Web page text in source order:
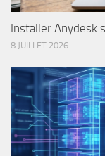
Installer Anydesk
8 JUILLET 2026